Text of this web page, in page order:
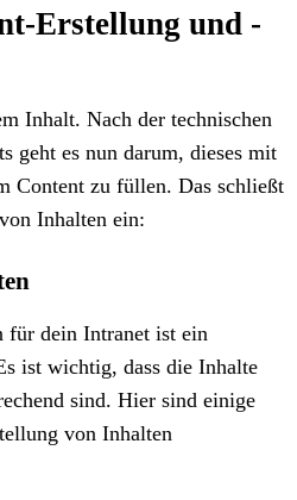
Erstellung und -
Inhalt. Nach der technischen
geht es nun darum, dieses mit
Content zu füllen. Das schließt
Inhalten ein:
für dein Intranet ist ein
ist wichtig, dass die Inhalte
sind. Hier sind einige
von Inhalten